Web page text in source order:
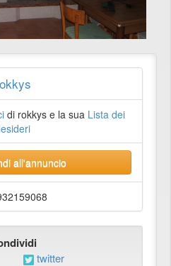
di rokkys e la sua Lista dei
all'annuncio
twitter